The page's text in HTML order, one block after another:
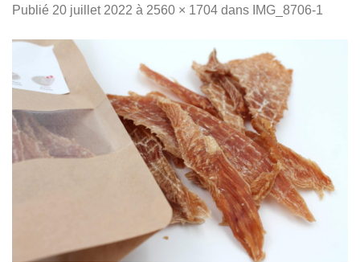
Publié 20 juillet 2022 à 2560 × 1704 dans IMG_8706-1